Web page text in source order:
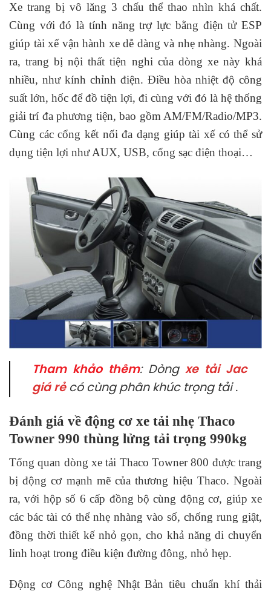
Xe trang bị vô lăng 3 chấu thể thao nhìn khá chất.
Cùng với đó là tính năng trợ lực bằng điện tử ESP
giúp tài xế vận hành xe dễ dàng và nhẹ nhàng. Ngoài
ra, trang bị nội thất tiện nghi của dòng xe này khá
nhiều, như kính chỉnh điện. Điều hòa nhiệt độ công
suất lớn, hốc để đồ tiện lợi, đi cùng với đó là hệ thống
giải trí đa phương tiện, bao gồm AM/FM/Radio/MP3.
Cùng các cổng kết nối đa dạng giúp tài xế có thể sử
dụng tiện lợi như AUX, USB, cổng sạc điện thoại…
Tham khảo thêm: Dòng xe tải Jac
giá rẻcó cùng phân khúc trọng tải .
Đánh giá về động cơ xe tải nhẹ Thaco
Towner 990 thùng lửng tải trọng 990kg
Tổng quan dòng xe tải Thaco Towner 800 được trang
bị động cơ mạnh mẽ của thương hiệu Thaco. Ngoài
ra, với hộp số 6 cấp đồng bộ cùng động cơ, giúp xe
các bác tài có thể nhẹ nhàng vào số, chống rung giật,
đồng thời thiết kế nhỏ gọn, cho khả năng di chuyển
linh hoạt trong điều kiện đường đông, nhỏ hẹp.
Động cơ Công nghệ Nhật Bản tiêu chuẩn khí thải